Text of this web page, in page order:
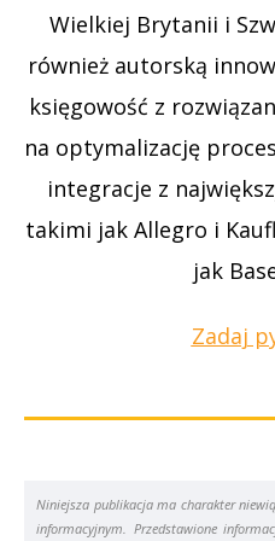
Jest jednak jedna
wiedzieć. Nie da się
udziału w zyskach. To
wspólnik musi mieć
wypracowanego
w inny sposób
koszty. Ten detal często
początkującym, a jego
rozmów ze
dobrze pasuje do
Wielkiej Brytanii i
również autorską
księgowość z
na optymalizację
integracje z
takimi jak Allegro i
jak
Zadaj
Niniejsza publikacja ma charakter
informacyjnym. Przedstawione